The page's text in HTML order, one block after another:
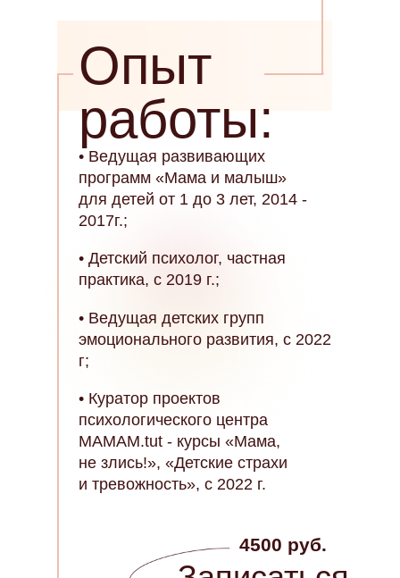
Опыт
работы:
• Ведущая развивающих
программ «Мама и малыш»
для детей от 1 до 3 лет, 2014 -
2017г.;
4500 руб.
• Детский психолог, частная
практика, с 2019 г.;
• Ведущая детских групп
эмоционального развития, с 2022
г;
• Куратор проектов
психологического центра
MAMAM.tut - курсы «Мама,
не злись!», «Детские страхи
и тревожность», с 2022 г.